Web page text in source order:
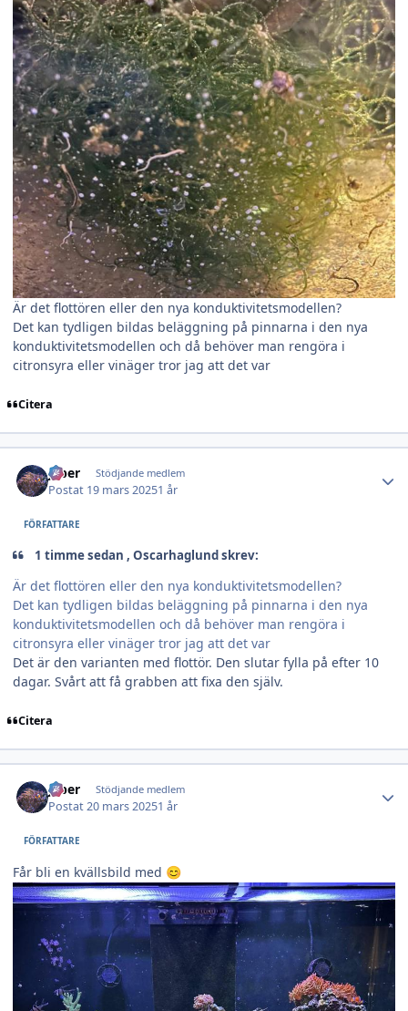
Är det flottören eller den nya konduktivitetsmodellen?
Det kan tydligen bildas beläggning på pinnarna i den nya
konduktivitetsmodellen och då behöver man rengöra i
citronsyra eller vinäger tror jag att det var
Citera
jeber Stödjande medlem
Postat 19 mars 20251 år
FÖRFATTARE
1 timme sedan , Oscarhaglund skrev:
Är det flottören eller den nya konduktivitetsmodellen?
Det kan tydligen bildas beläggning på pinnarna i den nya
konduktivitetsmodellen och då behöver man rengöra i
citronsyra eller vinäger tror jag att det var
Det är den varianten med flottör. Den slutar fylla på efter 10
dagar. Svårt att få grabben att fixa den själv.
Citera
jeber Stödjande medlem
Postat20 mars 20251 år
FÖRFATTARE
Får bli en kvällsbild med 😊